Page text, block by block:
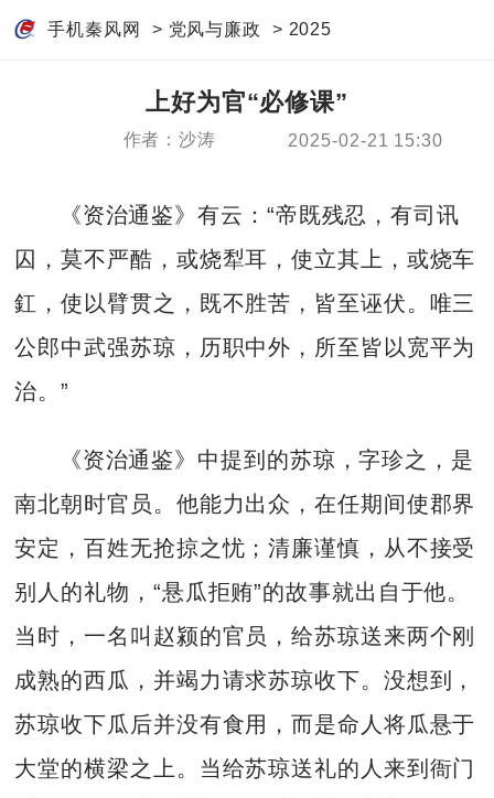
手机秦风网 > 党风与廉政 > 2025
上好为官“必修课”
作者：沙涛 2025-02-21 15:30
《资治通鉴》有云：“帝既残忍，有司讯
囚，莫不严酷，或烧犁耳，使立其上，或烧车
釭，使以臂贯之，既不胜苦，皆至诬伏。唯三
公郎中武强苏琼，历职中外，所至皆以宽平为
治。”
《资治通鉴》中提到的苏琼，字珍之，是
南北朝时官员。他能力出众，在任期间使郡界
安定，百姓无抢掠之忧；清廉谨慎，从不接受
别人的礼物，“悬瓜拒贿”的故事就出自于他。
当时，一名叫赵颍的官员，给苏琼送来两个刚
成熟的西瓜，并竭力请求苏琼收下。没想到，
苏琼收下瓜后并没有食用，而是命人将瓜悬于
大堂的横梁之上。当给苏琼送礼的人来到衙门